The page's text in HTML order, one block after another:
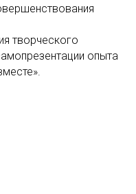
творческого
опыта